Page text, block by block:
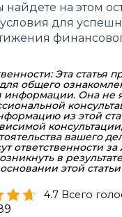
найдете на этом
для
Эта статья
общего
информации. Она не
из этой
вашего
ответственности
в
этой статьи
4.7 Всего